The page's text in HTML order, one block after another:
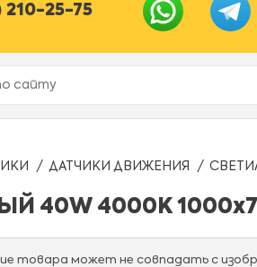
210-25-75
ДАТЧИКИ ДВИЖЕНИЯ
4000К
товара может не совпадать с